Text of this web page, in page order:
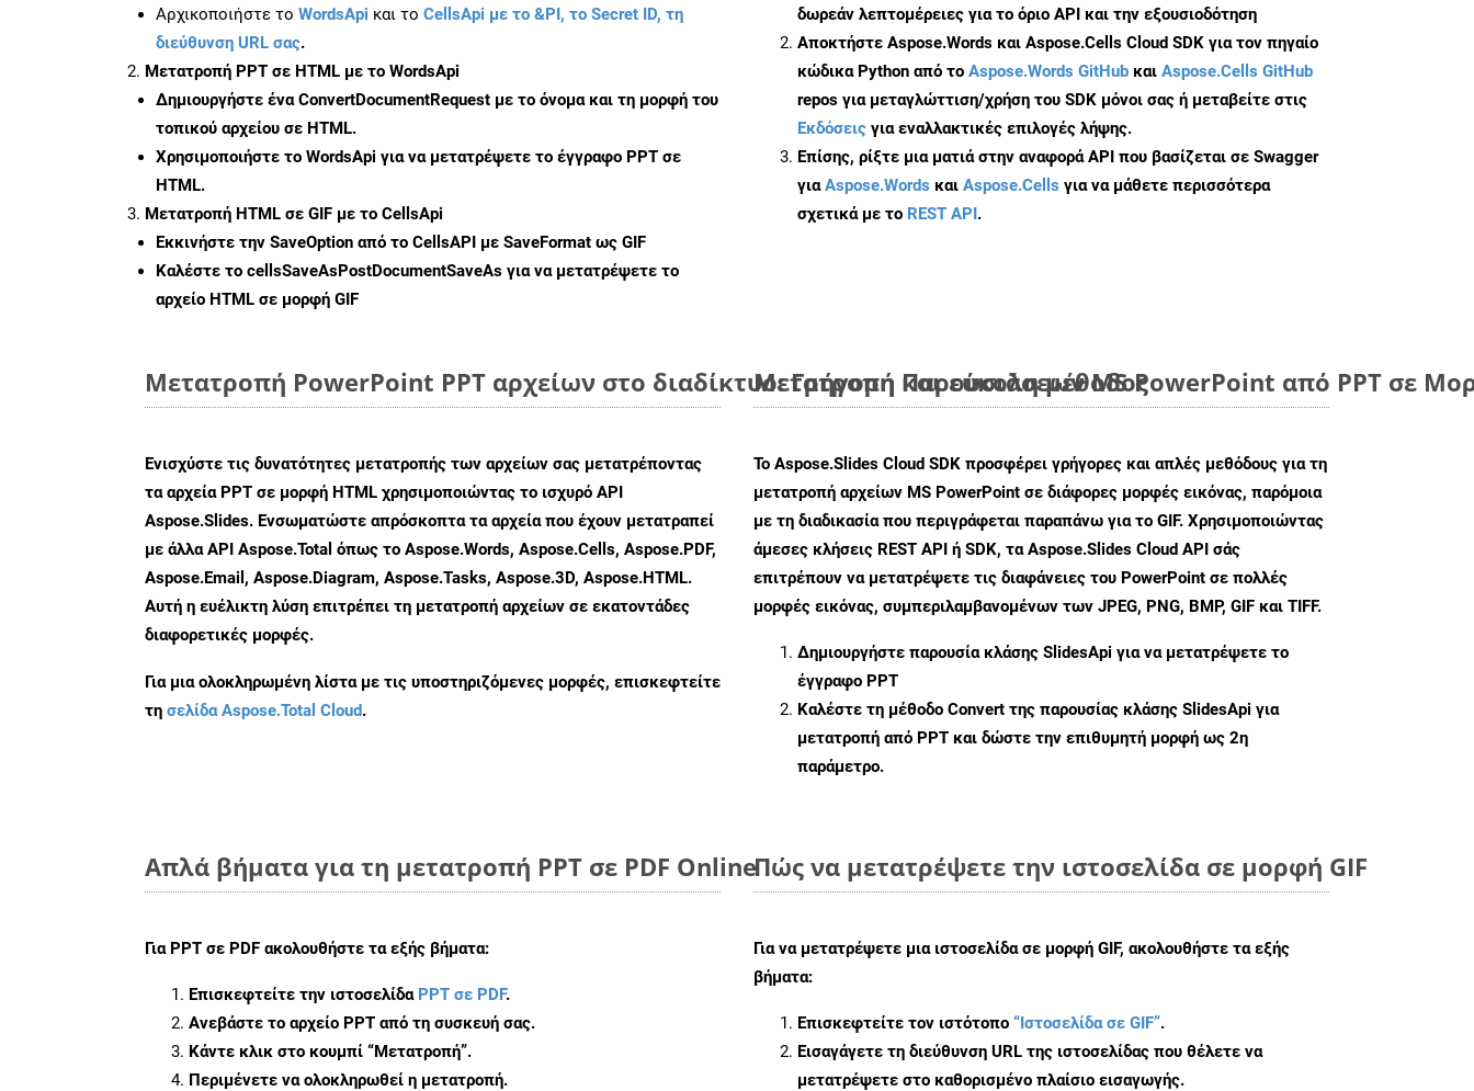
Αρχικοποιήστε το WordsApi και το CellsApi με το &PI, το Secret ID, τη
διεύθυνση URL σας.
Μετατροπή PPT σε HTML με το WordsApi
Δημιουργήστε έναConvertDocumentRequest με το όνομα και τη μορφή του
τοπικού αρχείου σε HTML.
Χρησιμοποιήστε το WordsApi για να μετατρέψετε το έγγραφο PPT σε
HTML.
Μετατροπή HTML σε GIF με το CellsApi
Εκκινήστε την SaveOption από το CellsAPI με SaveFormat ως GIF
Καλέστε το cellsSaveAsPostDocumentSaveAs για να μετατρέψετε το
αρχείο HTML σε μορφή GIF
δωρεάν λεπτομέρειες για το όριο API και την εξουσιοδότηση
Αποκτήστε Aspose.Words και Aspose.Cells Cloud SDK για τον πηγαίο
κώδικα Python από το Aspose.Words GitHub και Aspose.Cells GitHub
repos για μεταγλώττιση/χρήση του SDK μόνοι σας ή μεταβείτε στις
Εκδόσεις για εναλλακτικές επιλογές λήψης.
Επίσης, ρίξτε μια ματιά στην αναφορά API που βασίζεται σε Swagger
γιαAspose.Words και Aspose.Cells για να μάθετε περισσότερα
σχετικά με το REST API.
Μετατροπή PowerPoint PPT αρχείων στο διαδίκτυο: Γρήγορη και εύκολη μέθοδος
Ενισχύστε τις δυνατότητες μετατροπής των αρχείων σας μετατρέποντας
τα αρχεία PPT σε μορφή HTML χρησιμοποιώντας το ισχυρό API
Aspose.Slides. Ενσωματώστε απρόσκοπτα τα αρχεία που έχουν μετατραπεί
με άλλα API Aspose.Total όπως το Aspose.Words, Aspose.Cells, Aspose.PDF,
Aspose.Email, Aspose.Diagram, Aspose.Tasks, Aspose.3D, Aspose.HTML.
Αυτή η ευέλικτη λύση επιτρέπει τη μετατροπή αρχείων σε εκατοντάδες
διαφορετικές μορφές.
Για μια ολοκληρωμένη λίστα με τις υποστηριζόμενες μορφές, επισκεφτείτε
τη σελίδα Aspose.Total Cloud.
Μετατροπή Παρουσιάσεων MS PowerPoint από PPT σε
Το Aspose.Slides Cloud SDK προσφέρει γρήγορες και απλές μεθόδους για τη
μετατροπή αρχείων MS PowerPoint σε διάφορες μορφές εικόνας, παρόμοια
με τη διαδικασία που περιγράφεται παραπάνω για το GIF. Χρησιμοποιώντας
άμεσες κλήσεις REST API ή SDK, τα Aspose.Slides Cloud API σάς
επιτρέπουν να μετατρέψετε τις διαφάνειες του PowerPoint σε πολλές
μορφές εικόνας, συμπεριλαμβανομένων των JPEG, PNG, BMP, GIF και TIFF.
Δημιουργήστε παρουσία κλάσης SlidesApi για να μετατρέψετε το
έγγραφο PPT
Καλέστε τη μέθοδο Convert της παρουσίας κλάσης SlidesApi για
μετατροπή από PPT και δώστε την επιθυμητή μορφή ως 2η
παράμετρο.
Απλά βήματα για τη μετατροπή PPT σε PDF Online
Για PPT σε PDF ακολουθήστε τα εξής βήματα:
Επισκεφτείτε την ιστοσελίδα PPT σε PDF.
Ανεβάστε το αρχείο PPT από τη συσκευή σας.
Κάντε κλικ στο κουμπί “Μετατροπή”.
Περιμένετε να ολοκληρωθεί η μετατροπή.
Πώς να μετατρέψετε την ιστοσελίδα σε μορφή GIF
Για να μετατρέψετε μια ιστοσελίδα σε μορφή GIF, ακολουθήστε τα εξής
βήματα:
Επισκεφτείτε τον ιστότοπο “Ιστοσελίδα σε GIF”.
Εισαγάγετε τη διεύθυνση URL της ιστοσελίδας που θέλετε να
μετατρέψετε στο καθορισμένο πλαίσιο εισαγωγής.